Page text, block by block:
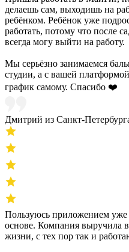
делаешь сам, выходишь на
ребёнком. Ребёнок уже
работать, потому что после
всегда могу выйти на работу.
Мы серьёзно занимаемся
студии, а с вашей
график самому. Спасибо ❤️
Дмитрий из Санкт-
Пользуюсь приложением уже
основе. Компания выручила
жизни, с тех пор так и